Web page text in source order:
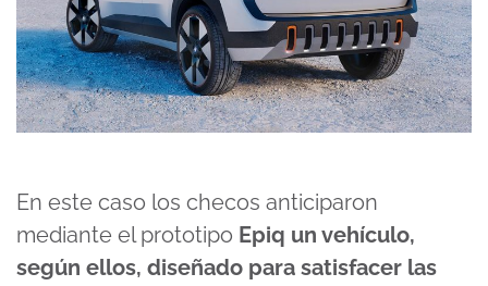
En este caso los checos anticiparon
mediante el prototipo Epiq un vehículo,
según ellos, diseñado para satisfacer las